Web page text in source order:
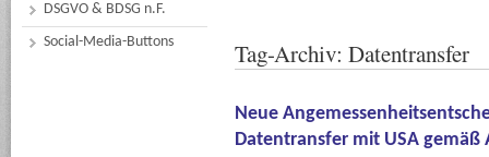
DSGVO & BDSG n.F.
Social-Media-Buttons
Tag-Archiv: Datentransfer
Neue
Datentransfer mit USA gemäß